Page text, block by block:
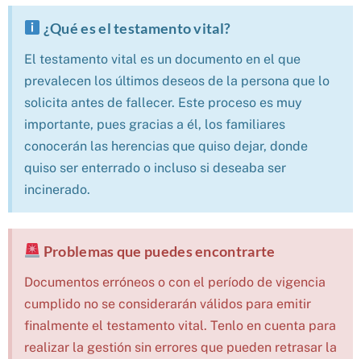
¿Qué es el testamento vital?
El testamento vital es un documento en el que
prevalecen los últimos deseos de la persona que lo
solicita antes de fallecer. Este proceso es muy
importante, pues gracias a él, los familiares
conocerán las herencias que quiso dejar, donde
quiso ser enterrado o incluso si deseaba ser
incinerado.
Problemas que puedes encontrarte
Documentos erróneos o con el período de vigencia
cumplido no se considerarán válidos para emitir
finalmente el testamento vital. Tenlo en cuenta para
realizar la gestión sin errores que pueden retrasar la